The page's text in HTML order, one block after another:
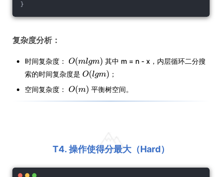
}
复杂度分析：
时间复杂度：
其中 m = n - x，内层循环二分搜
索的时间复杂度是
；
空间复杂度：
平衡树空间。
T4. 操作使得分最大（Hard）